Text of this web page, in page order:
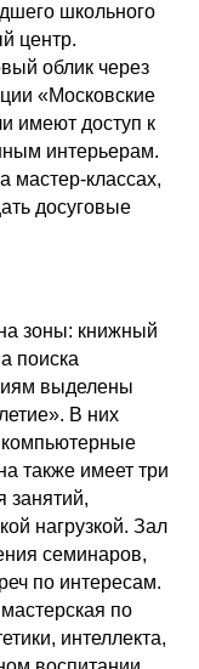
школьного
центр.
облик через
«Московские
имеют доступ к
интерьерам.
мастер-классах,
досуговые
зоны: книжный
поиска
выделены
В них
компьютерные
также имеет три
занятий,
нагрузкой. Зал
семинаров,
по интересам.
по
интеллекта,